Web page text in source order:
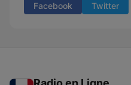
Facebook Twitter